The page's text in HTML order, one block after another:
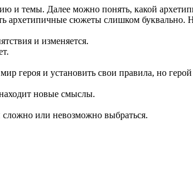
и темы. Далее можно понять, какой
сюжеты слишком буквально.
и изменяется.
героя и установить свои правила, но герой
новые смыслы.
или невозможно выбраться.